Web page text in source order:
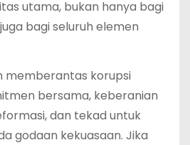
utama, bukan hanya bagi
bagi seluruh elemen
memberantas korupsi
bersama, keberanian
dan tekad untuk
godaan kekuasaan. Jika